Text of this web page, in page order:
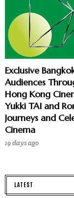
Exclusive
Audiences
Hong Kong
Yukki TAI and
Journeys and
Cinema
19 days ago
LATEST